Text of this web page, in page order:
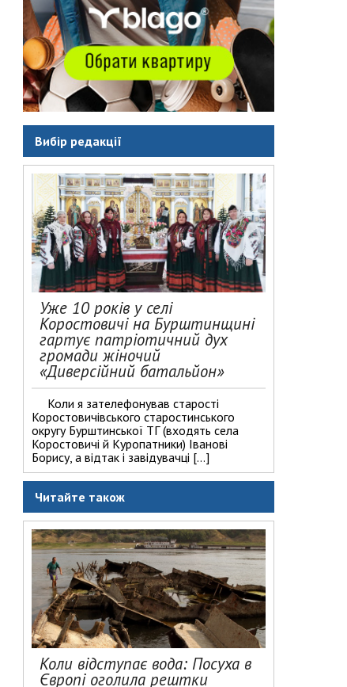
Вибір редакції
Уже 10 років у селі
Коростовичі на Бурштинщині
гартує патріотичний дух
громади жіночий
«Диверсійний батальйон»
Коли я зателефонував старості
Коростовичівського старостинського
округу Бурштинської ТГ (входять села
Коростовичі й Куропатники) Іванові
Борису, а відтак і завідувачці […]
Читайте також
Коли відступає вода: Посуха в
Європі оголила рештки